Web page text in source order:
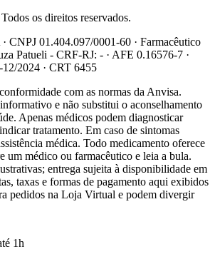
os direitos reservados.
CNPJ 01.404.097/0001-60 · Farmacêutico
Patueli - CRF-RJ: - · AFE 0.16576-7 ·
2024 · CRT 6455
com as normas da Anvisa.
e não substitui o aconselhamento
Apenas médicos podem diagnosticar
tratamento. Em caso de sintomas
médica. Todo medicamento oferece
um médico ou farmacêutico e leia a bula.
entrega sujeita à disponibilidade em
taxas e formas de pagamento aqui exibidos
pedidos na Loja Virtual e podem divergir
1h